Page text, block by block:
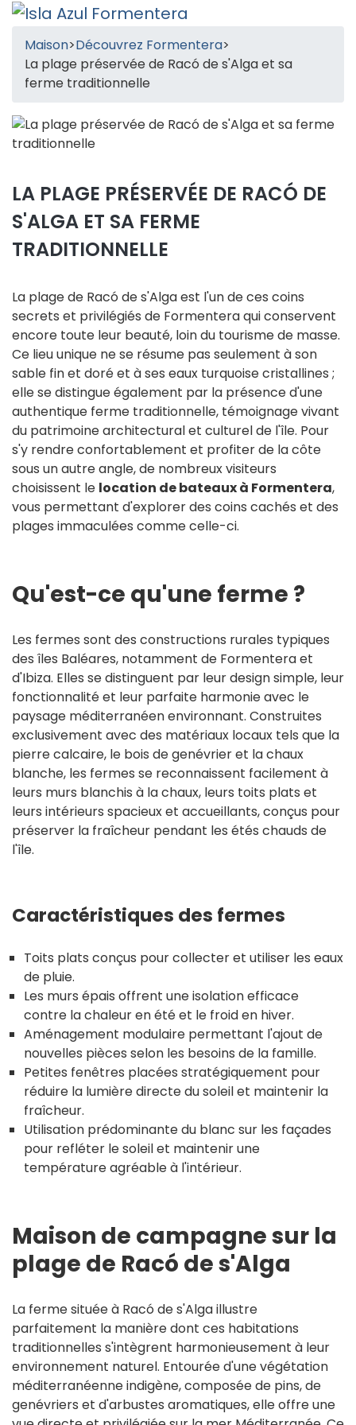
Maison>Découvrez Formentera>
La plage préservée de Racó de s'Alga et sa
ferme traditionnelle
LA PLAGE PRÉSERVÉE DE RACÓ DE
S'ALGA ET SA FERME
TRADITIONNELLE
La plage de Racó de s'Alga est l'un de ces coins
secrets et privilégiés de Formentera qui conservent
encore toute leur beauté, loin du tourisme de masse.
Ce lieu unique ne se résume pas seulement à son
sable fin et doré et à ses eaux turquoise cristallines ;
elle se distingue également par la présence d'une
authentique ferme traditionnelle, témoignage vivant
du patrimoine architectural et culturel de l'île. Pour
s'y rendre confortablement et profiter de la côte
sous un autre angle, de nombreux visiteurs
choisissent le location de bateaux à Formentera,
vous permettant d'explorer des coins cachés et des
plages immaculées comme celle-ci.
Qu'est-ce qu'une ferme ?
Les fermes sont des constructions rurales typiques
des îles Baléares, notamment de Formentera et
d'Ibiza. Elles se distinguent par leur design simple, leur
fonctionnalité et leur parfaite harmonie avec le
paysage méditerranéen environnant. Construites
exclusivement avec des matériaux locaux tels que la
pierre calcaire, le bois de genévrier et la chaux
blanche, les fermes se reconnaissent facilement à
leurs murs blanchis à la chaux, leurs toits plats et
leurs intérieurs spacieux et accueillants, conçus pour
préserver la fraîcheur pendant les étés chauds de
l'île.
Caractéristiques des fermes
Toits plats conçus pour collecter et utiliser les eaux
de pluie.
Les murs épais offrent une isolation efficace
contre la chaleur en été et le froid en hiver.
Aménagement modulaire permettant l'ajout de
nouvelles pièces selon les besoins de la famille.
Petites fenêtres placées stratégiquement pour
réduire la lumière directe du soleil et maintenir la
fraîcheur.
Utilisation prédominante du blanc sur les façades
pour refléter le soleil et maintenir une
température agréable à l'intérieur.
Maison de campagne sur la
plage de Racó de s'Alga
La ferme située à Racó de s'Alga illustre
parfaitement la manière dont ces habitations
traditionnelles s'intègrent harmonieusement à leur
environnement naturel. Entourée d'une végétation
méditerranéenne indigène, composée de pins, de
genévriers et d'arbustes aromatiques, elle offre une